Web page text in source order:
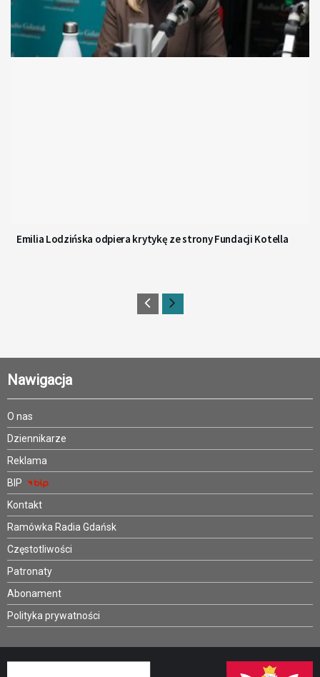
Emilia Lodzińska odpiera krytykę ze strony Fundacji Kotella
Nawigacja
O nas
Dziennikarze
Reklama
BIP
Kontakt
Ramówka Radia Gdańsk
Częstotliwości
Patronaty
Abonament
Polityka prywatności